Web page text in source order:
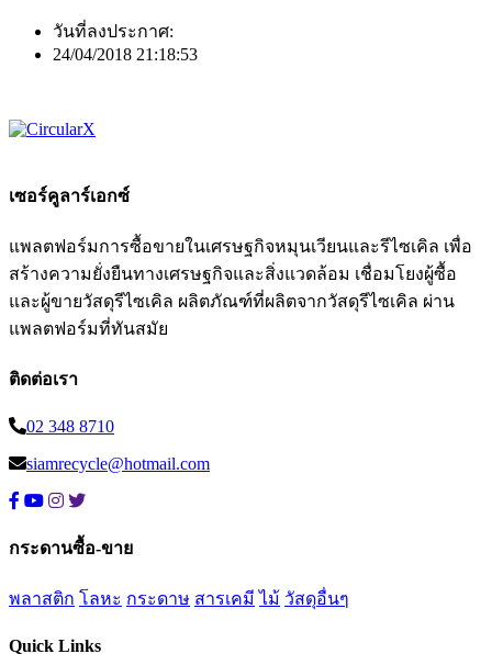
วันที่ลงประกาศ:
24/04/2018 21:18:53
เซอร์คูลาร์เอกซ์
แพลตฟอร์มการซื้อขายในเศรษฐกิจหมุนเวียนและรีไซเคิล เพื่อ
สร้างความยั่งยืนทางเศรษฐกิจและสิ่งแวดล้อม เชื่อมโยงผู้ซื้อ
และผู้ขายวัสดุรีไซเคิล ผลิตภัณฑ์ที่ผลิตจากวัสดุรีไซเคิล ผ่าน
แพลตฟอร์มที่ทันสมัย
ติดต่อเรา
02 348 8710
siamrecycle@hotmail.com
กระดานซื้อ-ขาย
พลาสติก โลหะ กระดาษ สารเคมี ไม้ วัสดุอื่นๆ
Quick Links